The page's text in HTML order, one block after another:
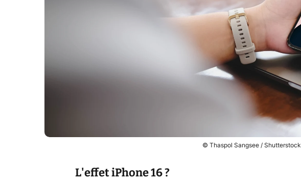
© Thaspol Sangsee / Shutterstock
L'effet iPhone 16 ?